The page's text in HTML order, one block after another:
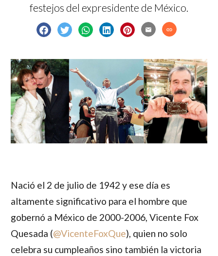
festejos del expresidente de México.
email link
Nació el 2 de julio de 1942 y ese día es
altamente significativo para el hombre que
gobernó a México de 2000-2006,Vicente Fox
Quesada (@VicenteFoxQue), quien no solo
celebra su cumpleaños sino también la victoria